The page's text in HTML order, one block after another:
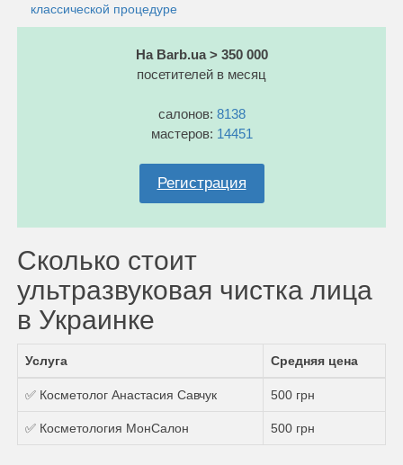
классической процедуре
На Barb.ua > 350 000
посетителей в месяц
салонов: 8138
мастеров: 14451
Регистрация
Сколько стоит
ультразвуковая чистка лица
в Украинке
Услуга Средняя цена
✅ Косметолог Анастасия Савчук 500 грн
✅ Косметология МонСалон 500 грн